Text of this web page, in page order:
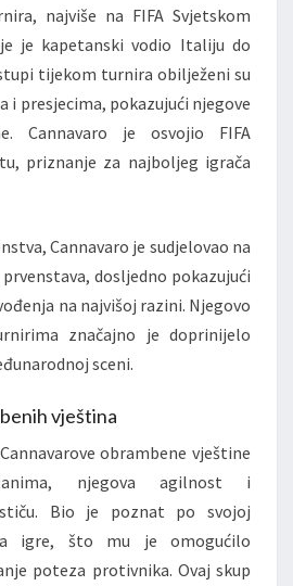
najviše na FIFA Svjetskom
je kapetanski vodio Italiju do
tijekom turnira obilježeni su
i presjecima, pokazujući njegove
Cannavaro je osvojio FIFA
priznanje za najboljeg igrača
Cannavaro je sudjelovao na
prvenstava, dosljedno pokazujući
na najvišoj razini. Njegovo
značajno je doprinijelo
sceni.
vještina
obrambene vještine
njegova agilnost i
Bio je poznat po svojoj
igre, što mu je omogućilo
poteza protivnika. Ovaj skup